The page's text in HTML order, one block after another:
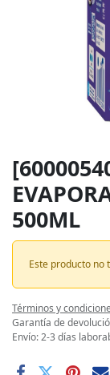
500ML
Este producto no
Términos y
Garantía de
Envío: 2-3 días